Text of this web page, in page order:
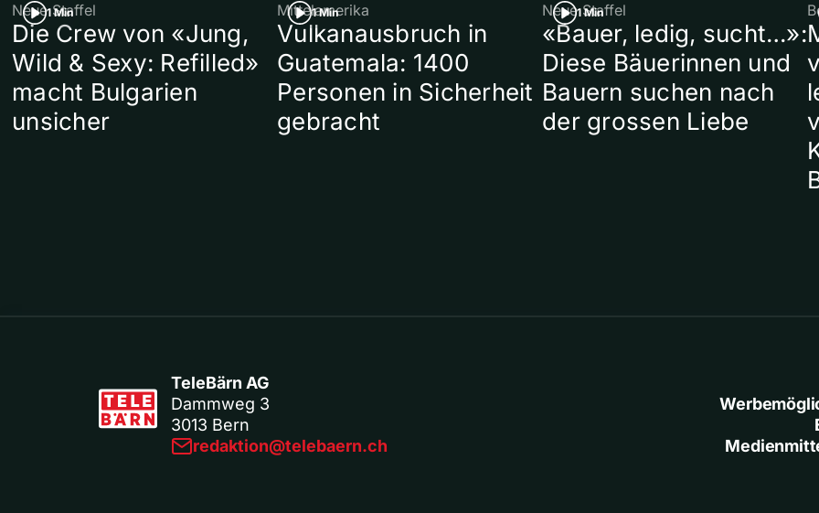
1 Min
Neue Staffel
Die Crew von «Jung,
Wild & Sexy: Refilled»
macht Bulgarien
unsicher
1 Min
Mittelamerika
Vulkanausbruch in
Guatemala: 1400
Personen in Sicherheit
gebracht
1 Min
Neue Staffel
«Bauer, ledig, sucht…»:
Diese Bäuerinnen und
Bauern suchen nach
der grossen Liebe
TeleBärn AG
Dammweg 3
3013 Bern
redaktion@telebaern.ch